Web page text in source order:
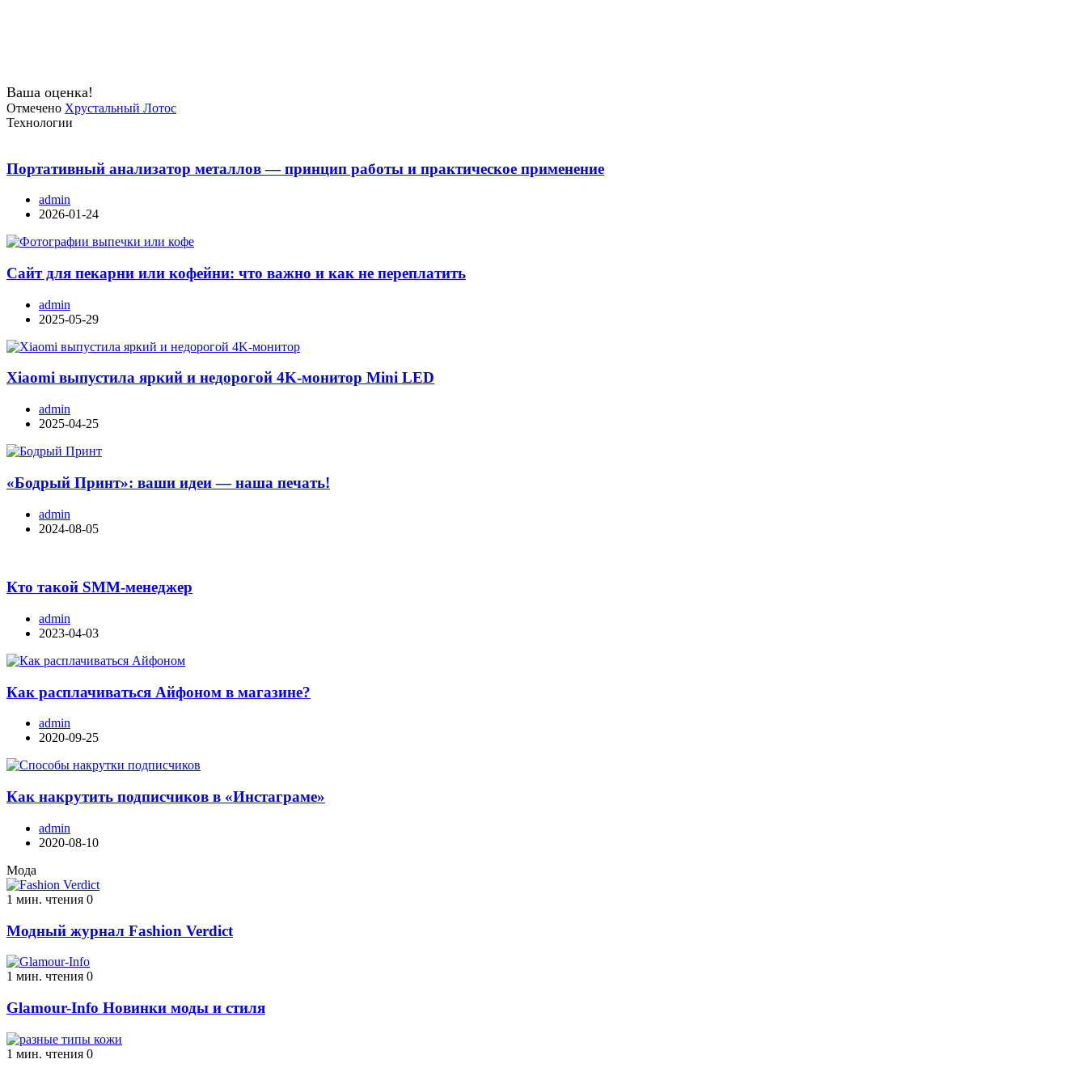
Ваша оценка!
Отмечено Хрустальный Лотос
Технологии
Портативный анализатор металлов — принцип работы и практическое применение
admin
2026-01-24
Сайт для пекарни или кофейни: что важно и как не переплатить
admin
2025-05-29
Xiaomi выпустила яркий и недорогой 4K-монитор Mini LED
admin
2025-04-25
«Бодрый Принт»: ваши идеи — наша печать!
admin
2024-08-05
Кто такой SMM-менеджер
admin
2023-04-03
Как расплачиваться Айфоном в магазине?
admin
2020-09-25
Как накрутить подписчиков в «Инстаграме»
admin
2020-08-10
Мода
1 мин. чтения 0
Модный журнал Fashion Verdict
1 мин. чтения 0
Glamour-Info Новинки моды и стиля
1 мин. чтения 0